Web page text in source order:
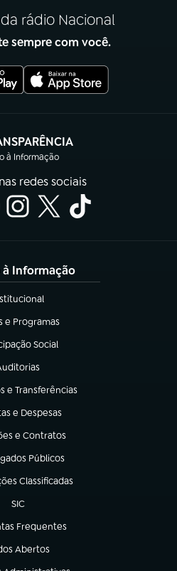
rádio Nacional
sempre com você.
à Informação
(abre em nova aba)
redes sociais
à Informação
em nova aba)
e Programas
nova aba)
Social
em nova aba)
em nova aba)
e Transferências
aba)
e Despesas
nova aba)
e Contratos
nova aba)
Públicos
nova aba)
Classificadas
nova aba)
SIC
(abre em nova aba)
Frequentes
nova aba)
Abertos
em nova aba)